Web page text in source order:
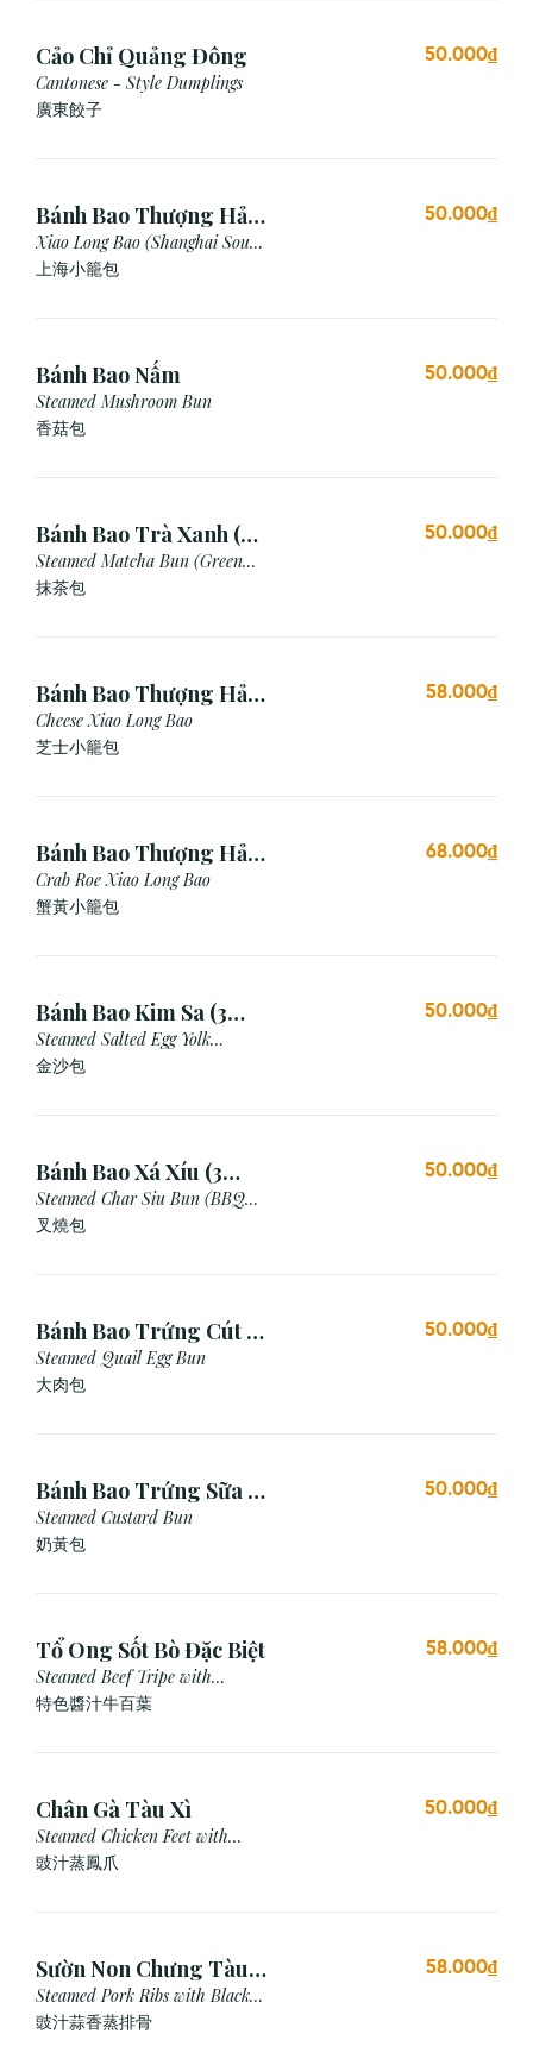
Cảo Chỉ Quảng Đông
Cantonese - Style Dumplings
廣東餃⼦
50.000₫
Bánh Bao Thượng Hải
(3 Viên)
Xiao Long Bao (Shanghai Soup
Dumpling)
上海小籠包
50.000₫
Bánh Bao Nấm
Steamed Mushroom Bun
香菇包
50.000₫
Bánh Bao Trà Xanh (3
Cái)
Steamed Matcha Bun (Green
Tea Bun)
抹茶包
50.000₫
Bánh Bao Thượng Hải
Phô Mai (3 Viên)
Cheese Xiao Long Bao
芝士小籠包
58.000₫
Bánh Bao Thượng Hải
Gạch Cua (3 Viên)
Crab Roe Xiao Long Bao
蟹黃小籠包
68.000₫
Bánh Bao Kim Sa (3
Cái)
Steamed Salted Egg Yolk
Custard Bun
金沙包
50.000₫
Bánh Bao Xá Xíu (3
Cái)
Steamed Char Siu Bun (BBQ
Pork Bun)
叉燒包
50.000₫
Bánh Bao Trứng Cút (3
Cái)
Steamed Quail Egg Bun
大肉包
50.000₫
Bánh Bao Trứng Sữa (3
Cái)
Steamed Custard Bun
奶黃包
50.000₫
Tổ Ong Sốt Bò Đặc Biệt
Steamed Beef Tripe with
Special Sauce
特色醬汁牛百葉
58.000₫
Chân Gà Tàu Xì
Steamed Chicken Feet with
Black Bean Sauce
豉汁蒸鳳爪
50.000₫
Sườn Non Chưng Tàu
Xì Tỏi
Steamed Pork Ribs with Black
Bean & Garlic Sauce
豉汁蒜香蒸排骨
58.000₫